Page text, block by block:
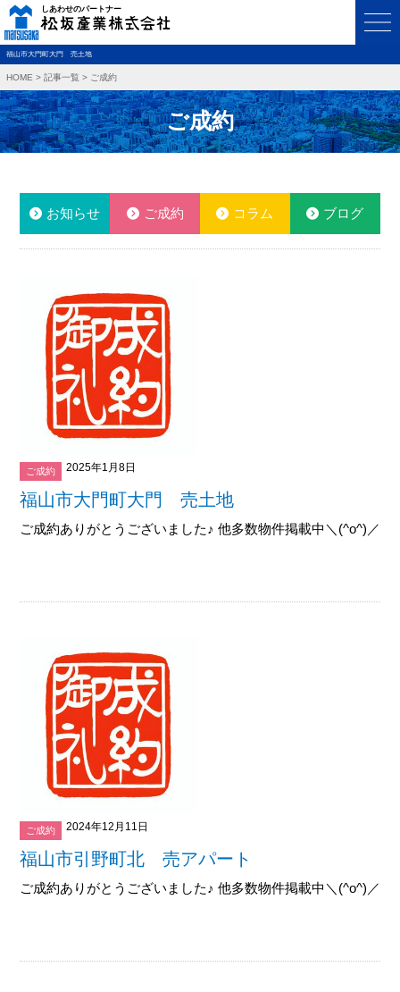
福山市大門町大門 売土地
HOME > 記事一覧 > ご成約
ご成約
お知らせ ご成約 コラム ブログ
ご成約 2025年1月8日
福山市大門町大門 売土地
ご成約ありがとうございました♪ 他多数物件掲載中＼(^o^)／
ご成約 2024年12月11日
福山市引野町北 売アパート
ご成約ありがとうございました♪ 他多数物件掲載中＼(^o^)／